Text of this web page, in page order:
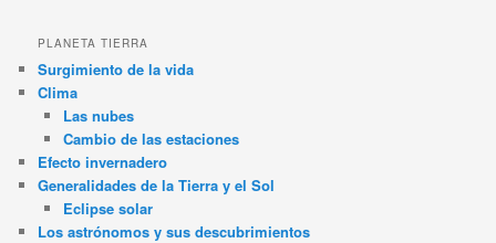
PLANETA TIERRA
Surgimiento de la vida
Clima
Las nubes
Cambio de las estaciones
Efecto invernadero
Generalidades de la Tierra y el Sol
Eclipse solar
Los astrónomos y sus descubrimientos